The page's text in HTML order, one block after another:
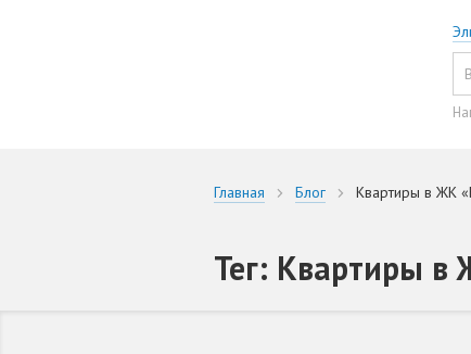
Главная Блог Квартиры в ЖК
Тег: Квартиры в